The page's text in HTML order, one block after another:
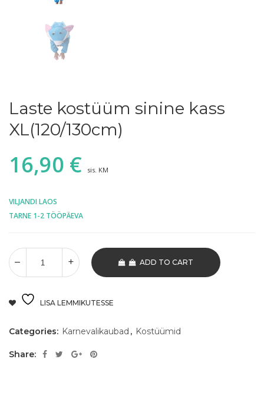
Laste kostüüm sinine kass
XL(120/130cm)
16,90 € sis. KM
VILJANDI LAOS
TARNE 1-2 TÖÖPÄEVA
ADD TO CART
LISA LEMMIKUTESSE
Categories: Karnevalikaubad , Kostüümid
Share: